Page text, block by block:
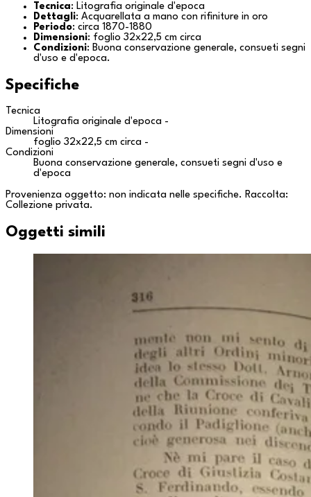
Tecnica: Litografia originale d'epoca
Dettagli: Acquarellata a mano con rifiniture in oro
Periodo: circa 1870-1880
Dimensioni: foglio 32x22,5 cm circa
Condizioni: Buona conservazione generale, consueti segni
d'uso e d'epoca.
Specifiche
Tecnica
Litografia originale d'epoca -
Dimensioni
foglio 32x22,5 cm circa -
Condizioni
Buona conservazione generale, consueti segni d'uso e
d'epoca
Provenienza oggetto: non indicata nelle specifiche. Raccolta:
Collezione privata.
Oggetti simili